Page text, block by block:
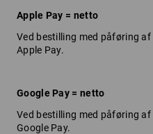
Apple Pay = netto
Ved bestilling med påføring
Apple Pay.
Google Pay = netto
Ved bestilling med påføring
Google Pay.